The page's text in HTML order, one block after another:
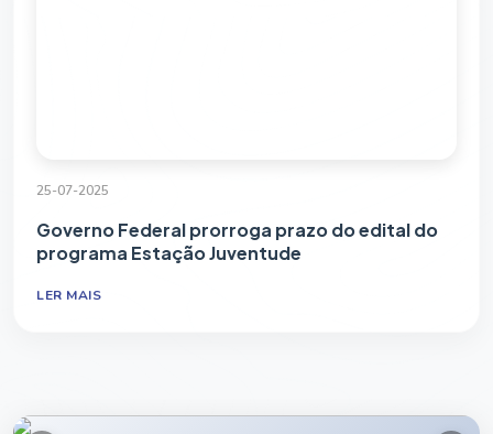
25-07-2025
Governo Federal prorroga prazo do edital do
programa Estação Juventude
LER MAIS